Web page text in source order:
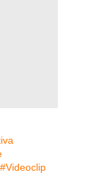
#Videoclip